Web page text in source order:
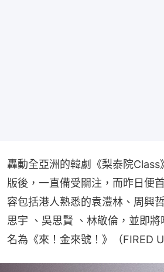
轟動全亞洲的韓劇《梨泰院Class
版後，一直備受關注，而昨日便
容包括港人熟悉的袁澧林、周興
思宇 、吳思賢 、林敬倫，並即將
名為《來！金來號！》（FIRED